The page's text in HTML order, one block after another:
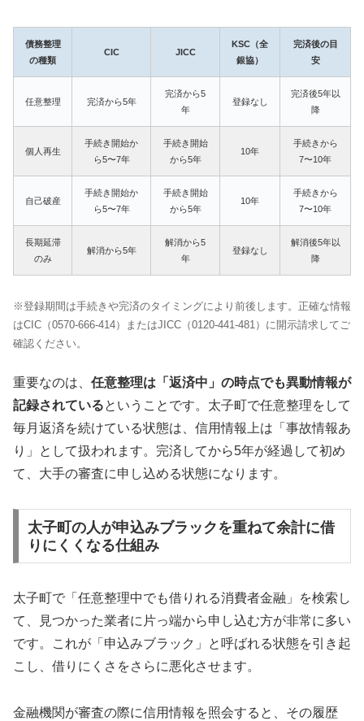
債務整理
の種類
CIC JICC
KSC（全
銀協）
完済後の目
安
任意整理 完済から5年
完済から5
年
登録なし
完済後5年以
降
個人再生
手続き開始か
ら5〜7年
手続き開始
から5年
10年
手続きから
7〜10年
自己破産
手続き開始か
ら5〜7年
手続き開始
から5年
10年
手続きから
7〜10年
長期延滞
のみ
解消から5年
解消から5
年
登録なし
解消後5年以
降
※登録期間は手続きや完済のタイミングにより前後します。正確な情報
はCIC（0570-666-414）またはJICC（0120-441-481）に開示請求してご
確認ください。
重要なのは、 任意整理は「返済中」の時点でも異動情報が
記録されているということです。太子町で任意整理をして
毎月返済を続けている状態は、信用情報上は「事故情報あ
り」として扱われます。完済してから5年が経過して初め
て、大手の審査に申し込める状態になります。
太子町の人が申込みブラックを重ねて余計に借
りにくくなる仕組み
太子町で「任意整理中でも借りれる消費者金融」を検索し
て、見つかった業者に片っ端から申し込む方が非常に多い
です。これが「申込みブラック」と呼ばれる状態を引き起
こし、借りにくさをさらに悪化させます。
金融機関が審査の際に信用情報を照会すると、その履歴